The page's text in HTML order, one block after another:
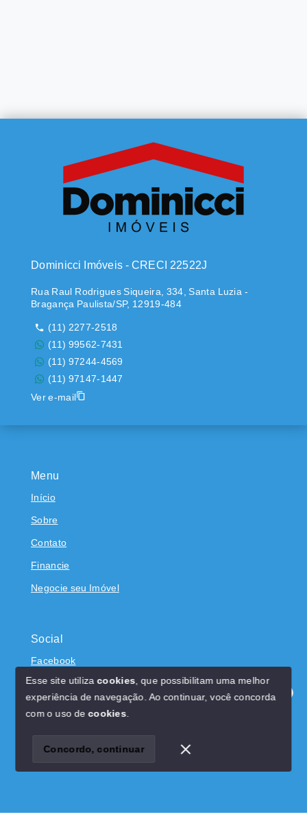
Menu
Início
Sobre
Contato
Financie
Negocie seu Imóvel
Social
Facebook
© Copyright 2026 - Dominicci Imóveis - CRECI 22522J -
SITE PARA IMOBILIARIA
Dominicci Imóveis - CRECI 22522J
Rua Raul Rodrigues Siqueira, 334, Santa Luzia -
Bragança Paulista/SP, 12919-484
(11) 2277-2518
(11) 99562-7431
(11) 97244-4569
(11) 97147-1447
Ver e-mail
Olá! Estamos disponíveis para te ajudar.
Esse site utilizacookies , que possibilitam uma melhor
experiência de navegação. Ao continuar, você concorda
com o uso decookies
Concordo, continuar